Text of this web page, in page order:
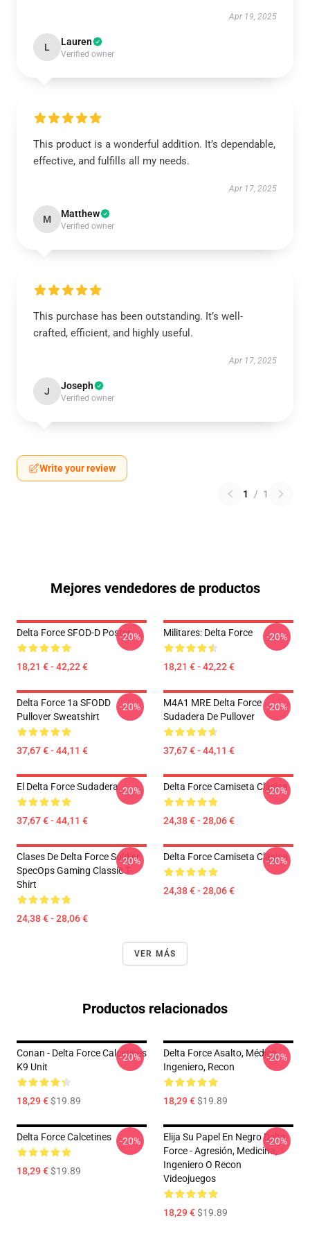
Apr 19, 2025
L Lauren
Verified owner
This product is a wonderful addition. It’s dependable,
effective, and fulfills all my needs.
Apr 17, 2025
M Matthew
Verified owner
This purchase has been outstanding. It’s well-
crafted, efficient, and highly useful.
Apr 17, 2025
J Joseph
Verified owner
Write your review
1 / 1
Mejores vendedores de productos
Delta Force SFOD-D Poster
18,21 € - 42,22 €
-20% Militares: Delta Force
18,21 € - 42,22 €
-20%
Delta Force 1a SFODD
Pullover Sweatshirt
37,67 € - 44,11 €
-20%
M4A1 MRE Delta Force
Sudadera De Pullover
37,67 € - 44,11 €
-20%
El Delta Force Sudadera
37,67 € - 44,11 €
-20% Delta Force Camiseta Clásica
24,38 € - 28,06 €
-20%
Clases De Delta Force Soldier
SpecOps Gaming Classic T-
Shirt
24,38 € - 28,06 €
-20% Delta Force Camiseta Clásica
24,38 € - 28,06 €
-20%
VER MÁS
Productos relacionados
Conan - Delta Force Calcetines
K9 Unit
18,29 €$19.89
-20%
Delta Force Asalto, Médico,
Ingeniero, Recon
18,29 €$19.89
-20%
Delta Force Calcetines
18,29 €$19.89
-20%
Elija Su Papel En Negro Delta
Force - Agresión, Medicina,
Ingeniero O Recon
Videojuegos
18,29 €$19.89
-20%